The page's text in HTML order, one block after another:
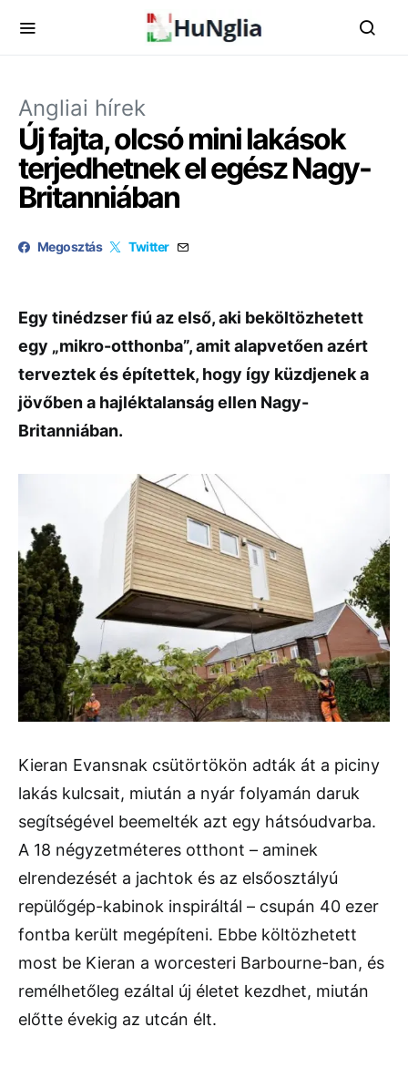
Angliai hírek
Új fajta, olcsó mini lakások
terjedhetnek el egész Nagy-
Britanniában
Megosztás Twitter
Egy tinédzser fiú az első, aki beköltözhetett
egy „mikro-otthonba”, amit alapvetően azért
terveztek és építettek, hogy így küzdjenek a
jövőben a hajléktalanság ellen Nagy-
Britanniában.
Kieran Evansnak csütörtökön adták át a piciny
lakás kulcsait, miután a nyár folyamán daruk
segítségével beemelték azt egy hátsóudvarba.
A 18 négyzetméteres otthont – aminek
elrendezését a jachtok és az elsőosztályú
repülőgép-kabinok inspiráltál – csupán 40 ezer
fontba került megépíteni. Ebbe költözhetett
most be Kieran a worcesteri Barbourne-ban, és
remélhetőleg ezáltal új életet kezdhet, miután
előtte évekig az utcán élt.